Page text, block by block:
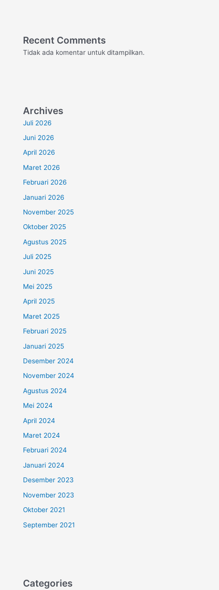
Recent Comments
Tidak ada komentar untuk ditampilkan.
Archives
Juli 2026
Juni 2026
April 2026
Maret 2026
Februari 2026
Januari 2026
November 2025
Oktober 2025
Agustus 2025
Juli 2025
Juni 2025
Mei 2025
April 2025
Maret 2025
Februari 2025
Januari 2025
Desember 2024
November 2024
Agustus 2024
Mei 2024
April 2024
Maret 2024
Februari 2024
Januari 2024
Desember 2023
November 2023
Oktober 2021
September 2021
Categories